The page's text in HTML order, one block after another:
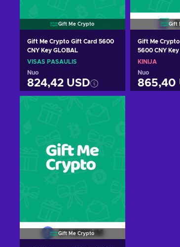
Gift Me Crypto
Gift Me Crypto Gift Card 5600
CNY Key GLOBAL
VISAS PASAULIS
Nuo
824,42 USD
Peržiūrėti pasiūlymus
Gift
Gift Me
5600 CNY Key
KINIJA
Nuo
865,40
Gift Me Crypto